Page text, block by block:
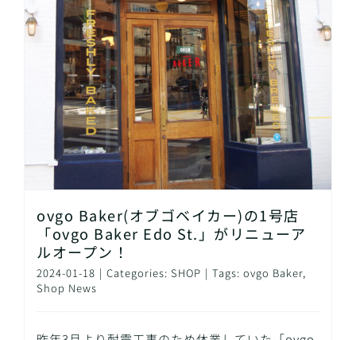
ovgo Baker(オブゴベイカー)の1号店
「ovgo Baker Edo St.」がリニューア
ルオープン！
2024-01-18 | Categories: SHOP | Tags: ovgo Baker,
Shop News